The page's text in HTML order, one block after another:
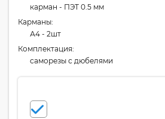
карман - ПЭТ 0.5 мм
Карманы:
А4 - 2шт
Комплектация:
cаморезы с дюбелями